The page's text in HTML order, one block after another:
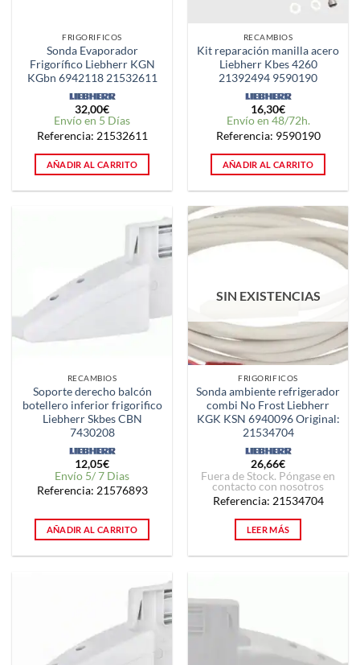
FRIGORIFICOS
Sonda Evaporador
Frigorífico Liebherr KGN
KGbn 6942118 21532611
32,00€
Envío en 5 Días
Referencia: 21532611
AÑADIR AL CARRITO
RECAMBIOS
Kit reparación manilla acero
Liebherr Kbes 4260
21392494 9590190
16,30€
Envío en 48/72h.
Referencia: 9590190
AÑADIR AL CARRITO
RECAMBIOS
Soporte derecho balcón
botellero inferior frigorifico
Liebherr Skbes CBN
7430208
12,05€
Envío 5/ 7 Dias
Referencia: 21576893
AÑADIR AL CARRITO
SIN EXISTENCIAS
FRIGORIFICOS
Sonda ambiente refrigerador
combi No Frost Liebherr
KGK KSN 6940096 Original:
21534704
26,66€
Fuera de Stock. Póngase en
contacto con nosotros
Referencia: 21534704
LEER MÁS